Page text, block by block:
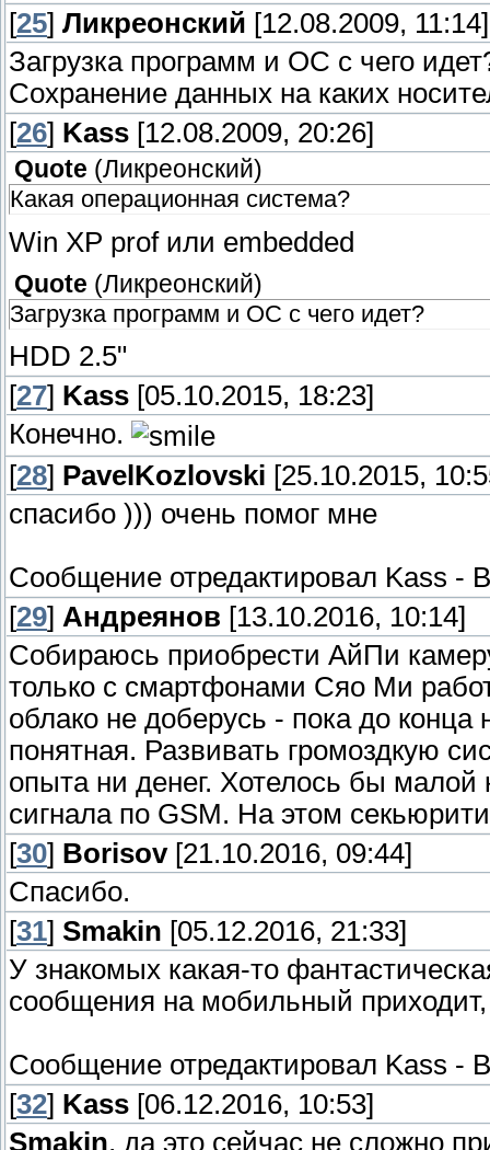
[25] Ликреонский [12.08.2009, 11:14]
Загрузка программ и ОС с чего
Сохранение данных на каких
[26] Kass [12.08.2009, 20:26]
Quote (Ликреонский)
Какая операционная система?
Win XP prof или embedded
Quote (Ликреонский)
Загрузка программ и ОС с чего идет?
HDD 2.5"
[27] Kass [05.10.2015, 18:23]
Конечно.
[28] PavelKozlovski [25.10.2015,
спасибо ))) очень помог мне
Сообщение отредактировал Kass -
[29] Андреянов [13.10.2016, 10:14]
Собираюсь приобрести АйПи
только с смартфонами Сяо Ми
облако не доберусь - пока до
понятная. Развивать громоздкую
опыта ни денег. Хотелось бы
сигнала по GSM. На этом
[30] Borisov[21.10.2016, 09:44]
Спасибо.
[31] Smakin [05.12.2016, 21:33]
У знакомых какая-то
сообщения на мобильный приходит,
Сообщение отредактировал Kass -
[32] Kass [06.12.2016, 10:53]
Smakin, да это сейчас не сложно